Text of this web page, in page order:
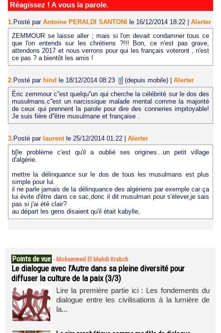
Réagissez ! A vous la parole.
1. Posté par Antoine PERALDI SANTONI le 16/12/2014 18:22
Alerter
ZEMMOUR se laisse aller ; mais si l'on devait condamner tous ce
que l'on entends sur les chrétiens ?!!! Bon, ce n'est pas grave,
attendons 2017 et nous verrons pour qui les français voteront , n'est
ce pas ? a bientôt les amis !
2.Posté par hind le 18/12/2014 08:23 (depuis mobile) | Alerter
Éric zemmour c''est quelqu''un qui cherche la célébrité sur le dos des
musulmans,c''est un narcissique malade mental comme la majorité
de ceux qui prennent la parole pour dire des conneries impitoyable!
Je suis fière d''être musulmane et française .
3. Posté par laurent le 25/12/2014 01:22
Alerter
b[le problème c'est qu'il a oublié ses origines...un petit village
d'algérie.
mettre la délinquance sur le dos de tous les musulmans est plus
simple pour lui.
il ne parle jamais de la délinquance des algériens par exemple car ça
lui évite d'être dans ce sac,donc il dit musulman pour s'élever,je sais
pas si j'ai été clair?
au départ les gens disaient qu'il était kabylle,
Points de vue - Mohammed El Mahdi Krabch
Le dialogue avec l’Autre dans sa pleine diversité pour
diffuser la culture de la paix (3/3)
Lire la première partie ici : Les fondements du
dialogue entre les civilisations à la lumière de
la...